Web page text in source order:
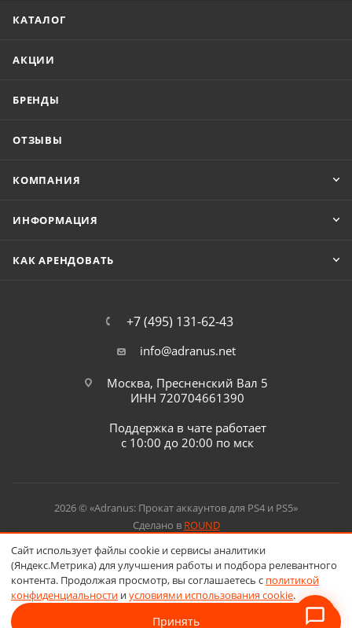
КАТАЛОГ
АКЦИИ
БРЕНДЫ
ОТЗЫВЫ
КОМПАНИЯ
ИНФОРМАЦИЯ
КАК АРЕНДОВАТЬ
+7 (495) 131-62-43
info@adranus.net
Москва, Пресненский Вал 5
ИНН 720704661390
Поддержка в чате работает
с 10:00 до 20:00 по мск
2026 © «Adranus: Прокат аккаунтов для PS4 и PS5»
Сделано в ROUND
Сайт использует файлы cookie и сервисы аналитики
(Яндекс.Метрика) для улучшения работы и подбора релевантного
контента. Продолжая просмотр, вы соглашаетесь с политикой
конфиденциальности иусловиями использования cookie.
Принять